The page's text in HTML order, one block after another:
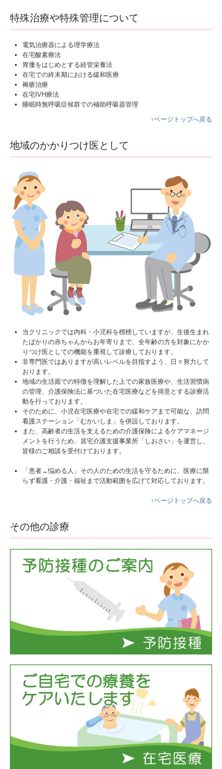
特殊治療や特殊管理について
電気治療器による理学療法
在宅酸素療法
胃瘻をはじめとする経管栄養法
在宅での終末期における緩和医療
褥瘡治療
在宅IVH療法
睡眠時無呼吸症候群での補助呼吸器管理
↑ページトップへ戻る
地域のかかりつけ医として
当クリニックでは内科・小児科を標榜していますが、生後生まれ
たばかりの赤ちゃんからお年寄りまで、全年齢の方を対象にかか
りつけ医としての機能を重視して診療しております。
非専門医ではありますが高いレベルを目指すよう、日々努力して
おります。
地域の生活面での特徴を理解した上での家族医療や、生活習慣病
の管理、介護保険法に基づいた在宅医療などを得意とする診療活
動を行っております。
そのために、小児在宅医療や在宅での緩和ケアまで可能な、訪問
看護ステーション「むかいしま」を併設しております。
また、高齢者の生活を支えるための介護保険によるケアマネージ
メントを行うため、居宅介護支援事業所「しおさい」を運営し、
皆様のご相談を受付けております。
「患者→悩める人」その人のための生活を守るために、医療に限
らず看護・介護・福祉まで活動範囲を広げて対応しております。
↑ページトップへ戻る
その他の診療